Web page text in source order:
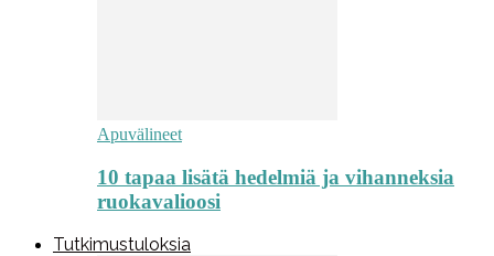
Apuvälineet
10 tapaa lisätä hedelmiä ja vihanneksia
ruokavalioosi
Tutkimustuloksia